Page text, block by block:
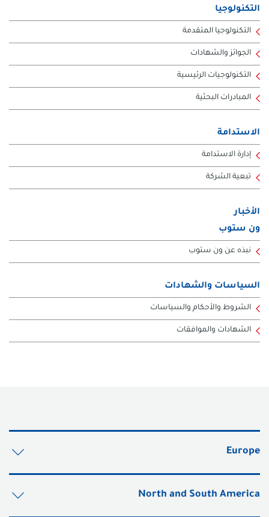
التكنولوجيا
التكنولوجيا المتقدمة
الجوائز والشهادات
التكنولوجيات الرئيسية
المبادرات البحثية
الاستدامة
إدارة الاستدامة
تبعية الشركة
الأخبار
ون ستوب
نبذه عن ون ستوب
السياسات والشهادات
الشروط والأحكام والسياسات
الشهادات والموافقات
Europe
North and South America